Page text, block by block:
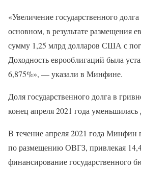
«Увеличение государственного
основном, в результате размещения
сумму 1,25 млрд долларов США с
Доходность еврооблигаций была
6,875%», — указали в Минфине.
Доля государственного долга в
конец апреля 2021 года уменьшилась
В течение апреля 2021 года Минфин
по размещению ОВГЗ, привлекая
финансирование государственного